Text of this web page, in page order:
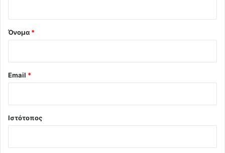
Όνομα *
Email *
Ιστότοπος